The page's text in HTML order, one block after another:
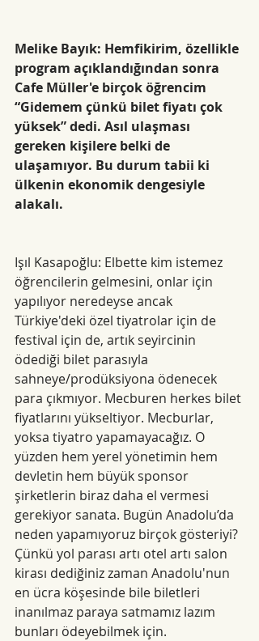
Melike Bayık: Hemfikirim, özellikle
program açıklandığından sonra
Cafe Müller'e birçok öğrencim
“Gidemem çünkü bilet fiyatı çok
yüksek” dedi. Asıl ulaşması
gereken kişilere belki de
ulaşamıyor. Bu durum tabii ki
ülkenin ekonomik dengesiyle
alakalı.
Işıl Kasapoğlu: Elbette kim istemez
öğrencilerin gelmesini, onlar için
yapılıyor neredeyse ancak
Türkiye'deki özel tiyatrolar için de
festival için de, artık seyircinin
ödediği bilet parasıyla
sahneye/prodüksiyona ödenecek
para çıkmıyor. Mecburen herkes bilet
fiyatlarını yükseltiyor. Mecburlar,
yoksa tiyatro yapamayacağız. O
yüzden hem yerel yönetimin hem
devletin hem büyük sponsor
şirketlerin biraz daha el vermesi
gerekiyor sanata. Bugün Anadolu’da
neden yapamıyoruz birçok gösteriyi?
Çünkü yol parası artı otel artı salon
kirası dediğiniz zaman Anadolu'nun
en ücra köşesinde bile biletleri
inanılmaz paraya satmamız lazım
bunları ödeyebilmek için.